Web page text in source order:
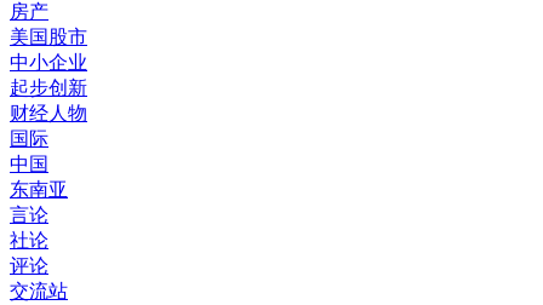
房产
美国股市
中小企业
起步创新
财经人物
国际
中国
东南亚
言论
社论
评论
交流站